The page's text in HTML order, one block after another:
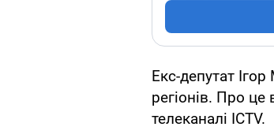
Екс-депутат
регіонів. Про
телеканалі ICTV.